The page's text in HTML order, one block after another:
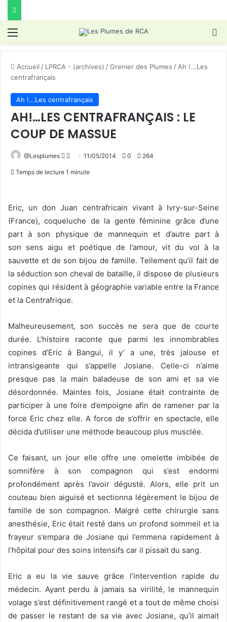
Menu
Accueil / LPRCA - (archives) /Grenier des Plumes / Ah !...Les
centrafrançais
Ah !...Les centrafrançais
AH!…LES CENTRAFRANÇAIS : LE
COUP DE MASSUE
@Lesplumes
Follow
Envoyer11/05/2014 0 264
Temps de lecture 1 minute
Eric, un don Juan centrafricain vivant à Ivry-sur-Seine
(France), coqueluche de la gente féminine grâce d’une
part à son physique de mannequin et d’autre part à
son sens aigu et poétique de l’amour, vit du vol à la
sauvette et de son bijou de famille. Tellement qu’il fait de
la séduction son cheval de bataille, il dispose de plusieurs
copines qui résident à géographie variable entre la France
et la Centrafrique.
Malheureusement, son succès ne sera que de courte
durée. L’histoire raconte que parmi les innombrables
copines d’Eric à Bangui, il y’ a une, très jalouse et
intransigeante qui s’appelle Josiane. Celle-ci n’aime
presque pas la main baladeuse de son ami et sa vie
désordonnée. Maintes fois, Josiane était contrainte de
participer à une foire d’empoigne afin de ramener par la
force Eric chez elle. A force de s’offrir en spectacle, elle
décida d’utiliser une méthode beaucoup plus musclée.
Ce faisant, un jour elle offre une omelette imbibée de
somnifère à son compagnon qui s’est endormi
profondément après l’avoir dégusté. Alors, elle prit un
couteau bien aiguisé et sectionna légèrement le bijou de
famille de son compagnon. Malgré cette chirurgie sans
anesthésie, Eric était resté dans un profond sommeil et la
frayeur s’empara de Josiane qui l’emmena rapidement à
l’hôpital pour des soins intensifs car il pissait du sang.
Eric a eu la vie sauve grâce l’intervention rapide du
médecin. Ayant perdu à jamais sa virilité, le mannequin
volage s’est définitivement rangé et a tout de même choisi
de passer le restant de sa vie avec Josiane, qu’il aimait